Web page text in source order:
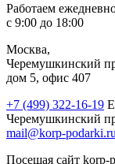
Работаем
с 9:00 до 18:00
Москва,
Черемушкинский
дом 5, офис 407
+7 (499) 322-16-19
Черемушкинский
mail@korp-podarki.ru
Посещая сайт korp-